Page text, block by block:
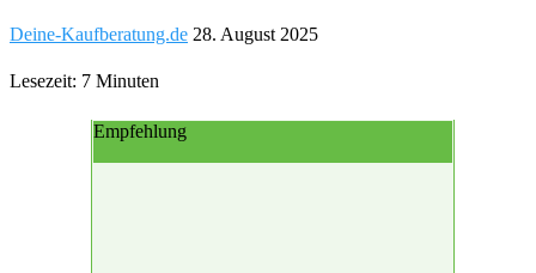
Deine-Kaufberatung.de 28. August 2025
Lesezeit: 7 Minuten
Empfehlung